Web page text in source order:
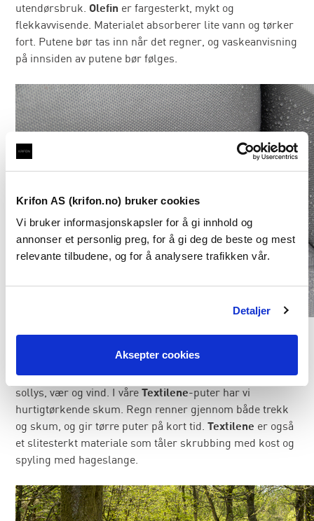
Krifon AS (krifon.no) bruker cookies
Vi bruker informasjonskapsler for å gi innhold og
annonser et personlig preg, for å gi deg de beste og mest
relevante tilbudene, og for å analysere trafikken vår.
Detaljer
Aksepter cookies
utendørsbruk. Olefin er fargesterkt, mykt og
flekkavvisende. Materialet absorberer lite vann og tørker
fort. Putene bør tas inn når det regner, og vaskeanvisning
på innsiden av putene bør følges.
polyestertråder, og som har vært i markedet en
stund.Textileneer svært værbestandig da det tåler
sollys, vær og vind. I våreTextilene-puter har vi
hurtigtørkende skum. Regn renner gjennom både trekk
og skum, og gir tørre puter på kort tid.Textilene er også
et slitesterkt materiale som tåler skrubbing med kost og
spyling med hageslange.